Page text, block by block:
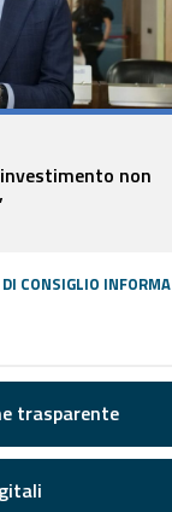
non
CONSIGLIO INFORMA
trasparente